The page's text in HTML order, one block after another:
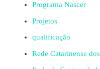
Programa Nascer
Projetos
qualificação
Rede Catarinense